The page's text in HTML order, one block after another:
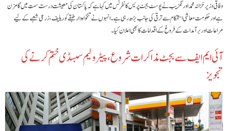
وفاقی وزیر خزانہ محمد اورنگزیب نے پوسٹ بجٹ پریس کانفرنس میں کہا ہے کہ پاکستان کی معیشت درست سمت میں گامزن
ہے اور حکومت معاشی استحکام سے ترقی کی جانب بڑھ رہی ہے۔ انہوں نے تنخواہ دار طبقے کو ریلیف، زرعی شعبے کے لیے
مراعات اور برآمدات کے فروغ کے اقدامات کا بھی اعلان کیا۔
آئی ایم ایف سے بجٹ مذاکرات شروع، پیٹرولیم سبسڈی ختم کرنے کی
تجویز